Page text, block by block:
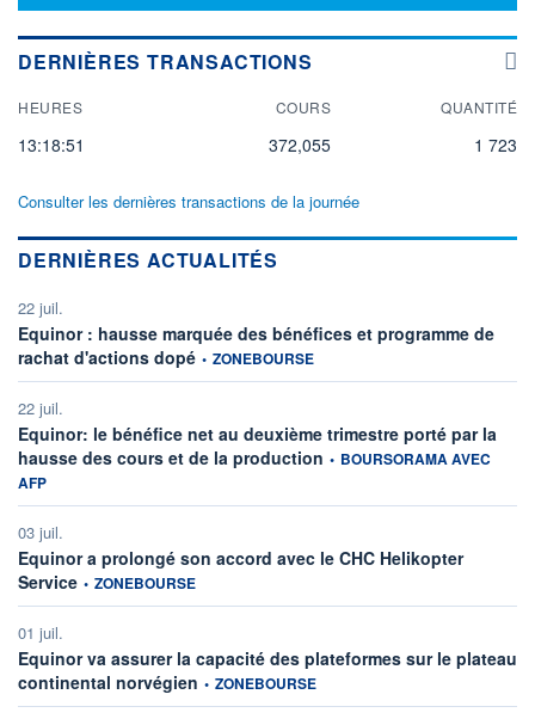
DERNIÈRES TRANSACTIONS
HEURES COURS QUANTITÉ
13:18:51 372,055 1 723
Consulter les dernières transactions de la journée
DERNIÈRES ACTUALITÉS
22 juil.
Equinor : hausse marquée des bénéfices et programme de
rachat d'actions dopé information fournie par
• ZONEBOURSE
22 juil.
Equinor: le bénéfice net au deuxième trimestre porté par la
hausse des cours et de la production information fournie par
• BOURSORAMA AVEC
AFP
03 juil.
Equinor a prolongé son accord avec le CHC Helikopter
Service information fournie par
• ZONEBOURSE
01 juil.
Equinor va assurer la capacité des plateformes sur le plateau
continental norvégien information fournie par
• ZONEBOURSE